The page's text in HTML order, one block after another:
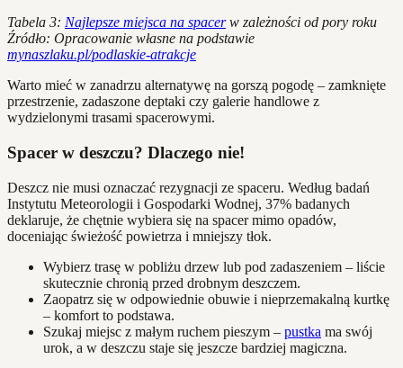
Tabela 3: Najlepsze miejsca na spacerw zależności od pory roku
Źródło: Opracowanie własne na podstawie
mynaszlaku.pl/podlaskie-atrakcje
Warto mieć w zanadrzu alternatywę na gorszą pogodę – zamknięte
przestrzenie, zadaszone deptaki czy galerie handlowe z
wydzielonymi trasami spacerowymi.
Spacer w deszczu? Dlaczego nie!
Deszcz nie musi oznaczać rezygnacji ze spaceru. Według badań
Instytutu Meteorologii i Gospodarki Wodnej, 37% badanych
deklaruje, że chętnie wybiera się na spacer mimo opadów,
doceniając świeżość powietrza i mniejszy tłok.
Wybierz trasę w pobliżu drzew lub pod zadaszeniem – liście
skutecznie chronią przed drobnym deszczem.
Zaopatrz się w odpowiednie obuwie i nieprzemakalną kurtkę
– komfort to podstawa.
Szukaj miejsc z małym ruchem pieszym – pustka ma swój
urok, a w deszczu staje się jeszcze bardziej magiczna.